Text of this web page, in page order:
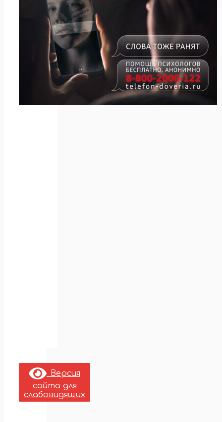
Версия
сайта для
слабовидящих